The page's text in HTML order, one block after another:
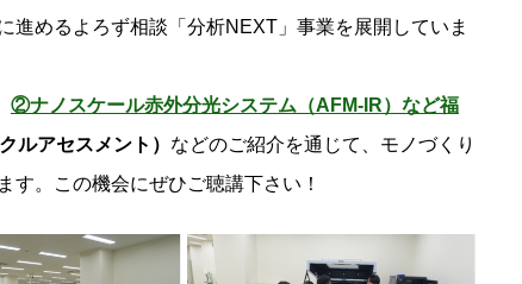
めるよろず相談「分析NEXT」事業を展開していま
②ナノスケール赤外分光システム（AFM-IR）など福
ルアセスメント） などのご紹介を通じて、モノづくり
す。この機会にぜひご聴講下さい！